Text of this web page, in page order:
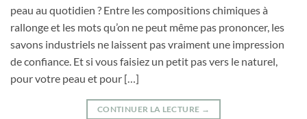
peau au quotidien ? Entre les compositions chimiques à
rallonge et les mots qu’on ne peut même pas prononcer, les
savons industriels ne laissent pas vraiment une impression
de confiance. Et si vous faisiez un petit pas vers le naturel,
pour votre peau et pour […]
CONTINUER LA LECTURE →